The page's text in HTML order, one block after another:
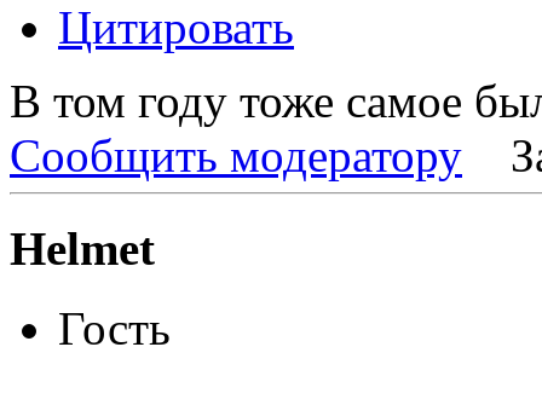
Цитировать
В том году тоже самое
Сообщить модератору
Helmet
Гость